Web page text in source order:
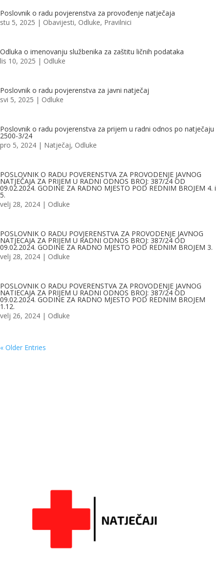
Poslovnik o radu povjerenstva za provođenje natječaja
stu 5, 2025 | Obavijesti, Odluke, Pravilnici
Odluka o imenovanju službenika za zaštitu ličnih podataka
lis 10, 2025 | Odluke
Poslovnik o radu povjerenstva za javni natječaj
svi 5, 2025 | Odluke
Poslovnik o radu povjerenstva za prijem u radni odnos po natječaju
2500-3/24
pro 5, 2024 | Natječaj, Odluke
POSLOVNIK O RADU POVERENSTVA ZA PROVODENJE JAVNOG
NATJEČAJA ZA PRIJEM U RADNI ODNOS BROJ: 387/24 OD
09.02.2024. GODINE ZA RADNO MJESTO POD REDNIM BROJEM 4. i
5.
velj 28, 2024 | Odluke
POSLOVNIK O RADU POVJERENSTVA ZA PROVODENJE JAVNOG
NATJECAJA ZA PRIJEM U RADNI ODNOS BROJ: 387/24 OD
09.02.2024. GODINE ZA RADNO MJESTO POD REDNIM BROJEM 3.
velj 28, 2024 | Odluke
POSLOVNIK O RADU POVERENSTVA ZA PROVODENJE JAVNOG
NATIECAJA ZA PRIJEM U RADNI ODNOS BROJ: 387/24 OD
09.02.2024. GODINE ZA RADNO MJESTO POD REDNIM BROJEM
1.12.
velj 26, 2024 | Odluke
« Older Entries